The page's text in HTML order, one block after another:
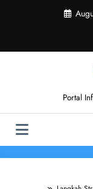
Portal